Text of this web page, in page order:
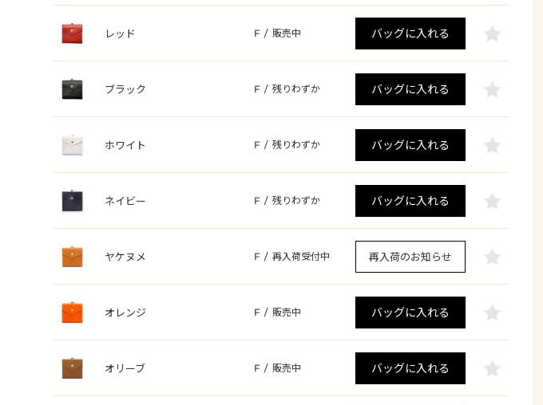
レッド F / 販売中 バッグに入れる
ブラック F / 残りわずか バッグに入れる
ホワイト F / 残りわずか バッグに入れる
ネイビー F / 残りわずか バッグに入れる
ヤケヌメ F / 再入荷受付中 再入荷のお知らせ
オレンジ F / 販売中 バッグに入れる
オリーブ F / 販売中 バッグに入れる